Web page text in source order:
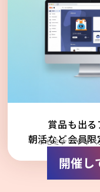
賞品も出
朝活など会員
※セミナーやイベ
開催し